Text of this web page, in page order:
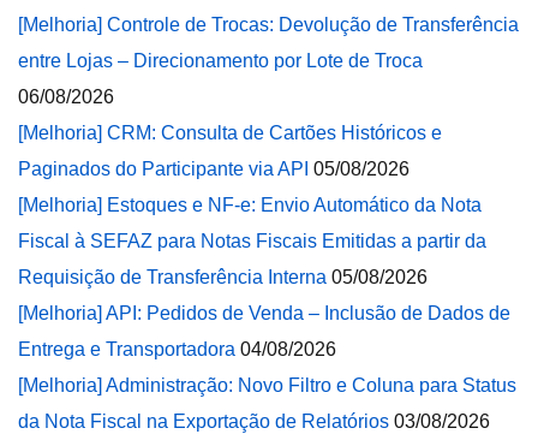
[Melhoria] Controle de Trocas: Devolução de Transferência
entre Lojas – Direcionamento por Lote de Troca
06/08/2026
[Melhoria] CRM: Consulta de Cartões Históricos e
Paginados do Participante via API 05/08/2026
[Melhoria] Estoques e NF-e: Envio Automático da Nota
Fiscal à SEFAZ para Notas Fiscais Emitidas a partir da
Requisição de Transferência Interna 05/08/2026
[Melhoria] API: Pedidos de Venda – Inclusão de Dados de
Entrega e Transportadora 04/08/2026
[Melhoria] Administração: Novo Filtro e Coluna para Status
da Nota Fiscal na Exportação de Relatórios 03/08/2026